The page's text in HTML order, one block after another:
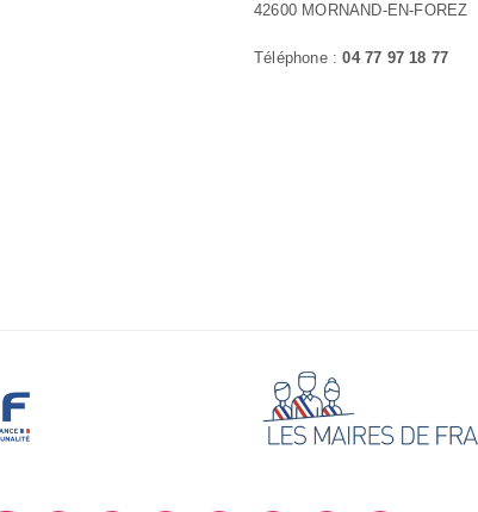
42600 MORNAND-EN-FOREZ
Téléphone :04 77 97 18 77